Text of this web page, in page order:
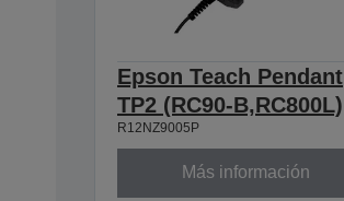
Epson Teach Pendant
TP2 (RC90-B,RC800L)
R12NZ9005P
Más información